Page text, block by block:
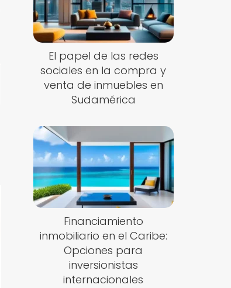
El papel de las redes
sociales en la compra y
venta de inmuebles en
Sudamérica
Financiamiento
inmobiliario en el Caribe:
Opciones para
inversionistas
internacionales